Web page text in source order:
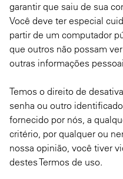
garantir que saiu de sua
Você deve ter especial
partir de um computador
que outros não possam
outras informações
Temos o direito de
senha ou outro
fornecido por nós, a
critério, por qualquer ou
nossa opinião, você tiver
destes Termos de uso.